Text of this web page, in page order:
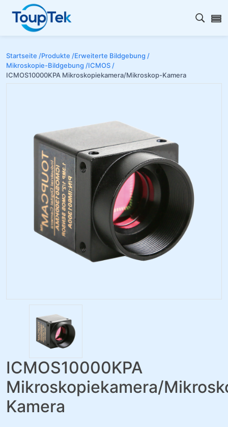
Open
Startseite /Produkte /Erweiterte Bildgebung /
Mikroskopie-Bildgebung /ICMOS /
ICMOS10000KPA Mikroskopiekamera/Mikroskop-Kamera
ICMOS10000KPA
Mikroskopiekamera/
Kamera